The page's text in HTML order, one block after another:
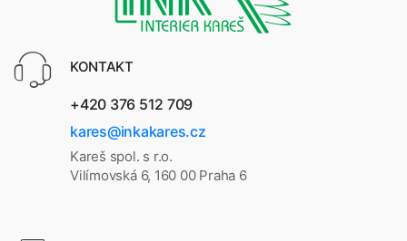
KONTAKT
+420 376 512 709
kares@inkakares.cz
Kareš spol. s r.o.
Vilímovská 6, 160 00 Praha 6